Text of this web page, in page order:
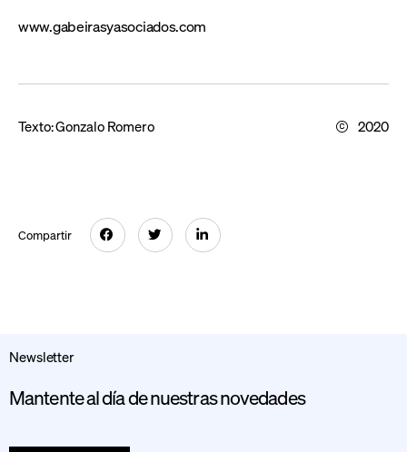
www.gabeirasyasociados.com
Texto:Gonzalo Romero 2020
Compartir
Newsletter
Mantente al día de nuestras novedades